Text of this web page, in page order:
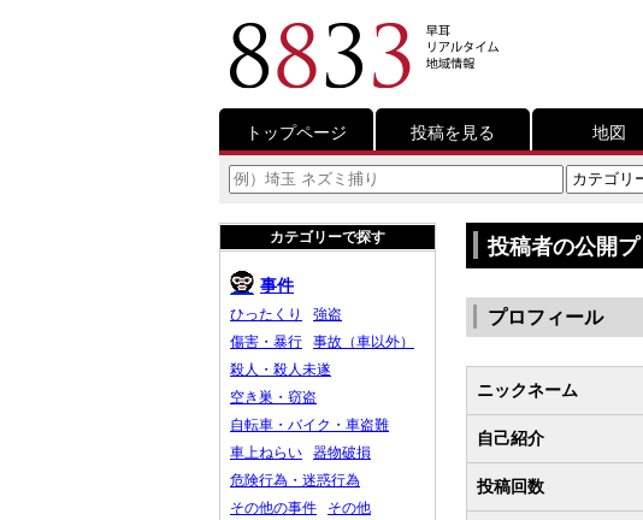
トップページ 投稿を見る 地図
投稿者の公開
プロフィール
ニックネーム
自己紹介
投稿回数
カテゴリーで探す
事件
ひったくり
強盗
傷害・暴行
事故（車以外）
殺人・殺人未遂
空き巣・窃盗
自転車・バイク・車盗難
車上ねらい
器物破損
危険行為・迷惑行為
その他の事件
その他